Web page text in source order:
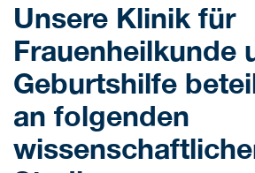
Unsere Klinik für
Frauenheilkunde
Geburtshilfe
an folgenden